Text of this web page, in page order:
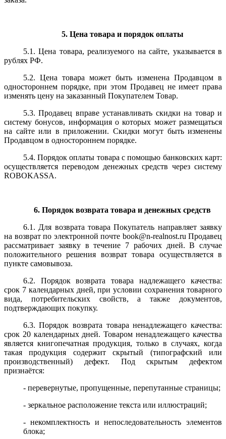
5. Цена товара и порядок оплаты
5.1. Цена товара, реализуемого на сайте, указывается в
рублях РФ.
5.2. Цена товара может быть изменена Продавцом в
одностороннем порядке, при этом Продавец не имеет права
изменять цену на заказанный Покупателем Товар.
5.3. Продавец вправе устанавливать скидки на товар и
систему бонусов, информация о которых может размещаться
на сайте или в приложении. Скидки могут быть изменены
Продавцом в одностороннем порядке.
5.4. Порядок оплаты товара с помощью банковских карт:
осуществляется переводом денежных средств через систему
ROBOKASSA.
6. Порядок возврата товара и денежных средств
6.1. Для возврата товара Покупатель направляет заявку
на возврат по электронной почте book@n-realnost.ru Продавец
рассматривает заявку в течение 7 рабочих дней. В случае
положительного решения возврат товара осуществляется в
пункте самовывоза.
6.2. Порядок возврата товара надлежащего качества:
срок 7 календарных дней, при условии сохранения товарного
вида, потребительских свойств, а также документов,
подтверждающих покупку.
6.3. Порядок возврата товара ненадлежащего качества:
срок 20 календарных дней. Товаром ненадлежащего качества
является книгопечатная продукция, только в случаях, когда
такая продукция содержит скрытый (типографский или
производственный) дефект. Под скрытым дефектом
признаётся:
- перевернутые, пропущенные, перепутанные страницы;
- зеркальное расположение текста или иллюстраций;
- некомплектность и непоследовательность элементов
блока;